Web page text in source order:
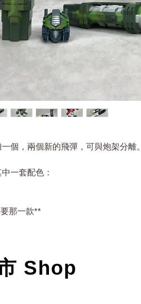
個，兩個新的飛彈，可與炮架分離。
一套配色：
那一款**
Shop